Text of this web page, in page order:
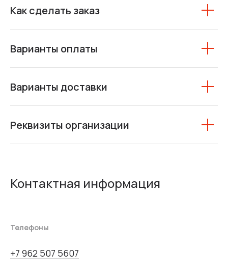
Как сделать заказ
Варианты оплаты
Варианты доставки
Реквизиты организации
Контактная информация
Телефоны
+7 962 507 5607